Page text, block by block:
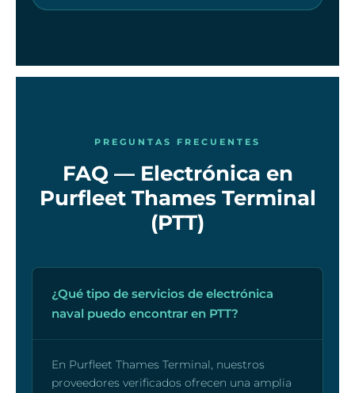
PREGUNTAS FRECUENTES
FAQ — Electrónica en
Purfleet Thames Terminal
(PTT)
¿Qué tipo de servicios de electrónica
naval puedo encontrar en PTT?
En Purfleet Thames Terminal, nuestros
proveedores verificados ofrecen una amplia